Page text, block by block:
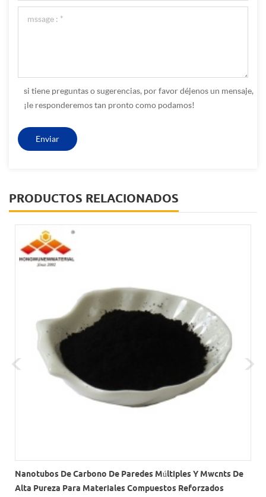
si tiene preguntas o sugerencias, por favor déjenos un mensaje,
¡le responderemos tan pronto como podamos!
PRODUCTOS RELACIONADOS
Nanotubos De Carbono De Paredes Múltiples Y Mwcnts De
Alta Pureza Para Materiales Compuestos Reforzados